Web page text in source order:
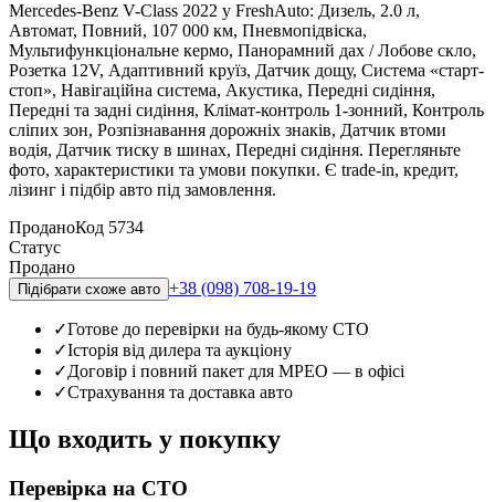
Mercedes-Benz V-Class 2022 у FreshAuto: Дизель, 2.0 л,
Автомат, Повний, 107 000 км, Пневмопідвіска,
Мультифункціональне кермо, Панорамний дах / Лобове скло,
Розетка 12V, Адаптивний круїз, Датчик дощу, Система «старт-
стоп», Навігаційна система, Акустика, Передні сидіння,
Передні та задні сидіння, Клімат-контроль 1-зонний, Контроль
сліпих зон, Розпізнавання дорожніх знаків, Датчик втоми
водія, Датчик тиску в шинах, Передні сидіння. Перегляньте
фото, характеристики та умови покупки. Є trade-in, кредит,
лізинг і підбір авто під замовлення.
ПроданоКод 5734
Статус
Продано
Підібрати схоже авто +38 (098) 708-19-19
✓Готове до перевірки на будь-якому СТО
✓Історія від дилера та аукціону
✓Договір і повний пакет для МРЕО — в офісі
✓Страхування та доставка авто
Що входить у покупку
Перевірка на СТО